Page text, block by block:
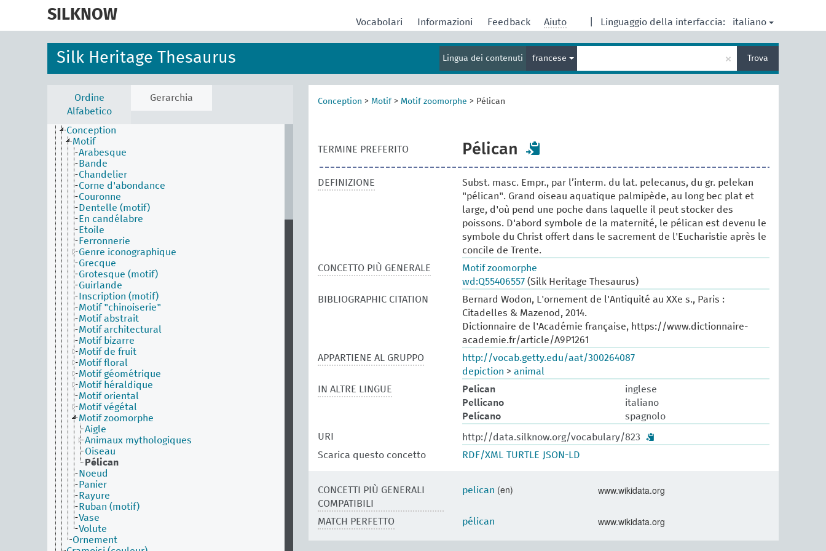
SILKNOW Linguaggio della interfaccia: italiano
Vocabolari Informazioni Feedback Aiuto
Silk Heritage Thesaurus Lingua dei contenuti francese
termine
per
× Trova
Ordine
Alfabetico
Gerarchia
Agents Facet (en)
Associated Concepts Facet (en)
Materials Facet (en)
Objects Facet (en)
Physical Attributes Facet (en)
Appellation basée sur l’apparence du tissu
Aurore (couleur)
Bleu de Prusse
Bleu de Saxe
Bleu impérial
Conception
Motif
Arabesque
Bande
Chandelier
Corne d'abondance
Couronne
Dentelle (motif)
En candélabre
Etoile
Ferronnerie
Genre iconographique
Grecque
Grotesque (motif)
Guirlande
Inscription (motif)
Motif "chinoiserie"
Motif abstrait
Motif architectural
Motif bizarre
Motif de fruit
Motif floral
Motif géométrique
Motif héraldique
Motif oriental
Motif végétal
Motif zoomorphe
Aigle
Animaux mythologiques
Oiseau
Pélican
Noeud
Panier
Rayure
Ruban (motif)
Vase
Volute
Ornement
Conception > Motif > Motif zoomorphe > Pélican
TERMINE PREFERITO Pélican
DEFINIZIONE
Subst. masc. Empr., par l’interm. du lat. pelecanus, du gr. pelekan
"pélican". Grand oiseau aquatique palmipède, au long bec plat et
large, d'où pend une poche dans laquelle il peut stocker des
poissons. D'abord symbole de la maternité, le pélican est devenu le
symbole du Christ offert dans le sacrement de l'Eucharistie après le
concile de Trente.
CONCETTO PIÙ GENERALE
Motif zoomorphe
wd:Q55406557 (Silk Heritage Thesaurus)
BIBLIOGRAPHIC CITATION
Bernard Wodon, L'ornement de l'Antiquité au XXe s., Paris :
Citadelles & Mazenod, 2014.
Dictionnaire de l'Académie française, https://www.dictionnaire-
academie.fr/article/A9P1261
APPARTIENE AL GRUPPO
http://vocab.getty.edu/aat/300264087
depiction > animal
IN ALTRE LINGUE
Pelican
inglese
Pellicano
italiano
Pelícano
spagnolo
URI
http://data.silknow.org/vocabulary/823
Scarica questo concetto
RDF/XML TURTLE JSON-LD
CONCETTI PIÙ GENERALI
COMPATIBILI
pelican (en) www.wikidata.org
MATCH PERFETTO pélican www.wikidata.org